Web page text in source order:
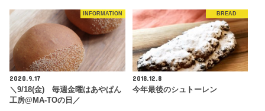
INFORMATION
2020.9.17
＼9/18(金) 毎週金曜はあやぱん
工房@MA-TOの日／
BREAD
2018.12.8
今年最後のシュトーレン